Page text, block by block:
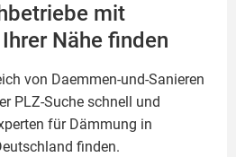
mit
Nähe finden
von Daemmen-und-Sanieren
PLZ-Suche schnell und
für Dämmung in
finden.